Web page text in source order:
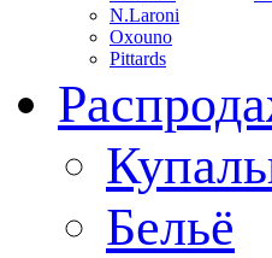
N.Laroni
Oxouno
Pittards
Бельё